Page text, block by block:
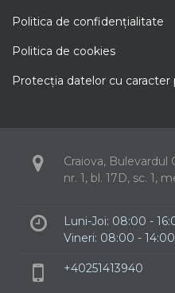
Politica de confidenţialitate
Politica de cookies
Protecţia datelor cu caracter
Craiova, Bulevardul
nr. 1, bl. 17D, sc. 1,
Luni-Joi: 08:00 -
Vineri: 08:00 - 14:00
+40251413940